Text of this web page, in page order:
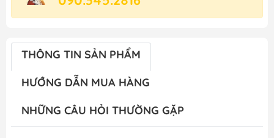
THÔNG TIN SẢN PHẨM
HƯỚNG DẪN MUA HÀNG
NHỮNG CÂU HỎI THƯỜNG GẶP